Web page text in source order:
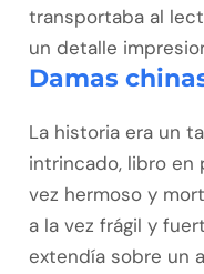
transportaba al
un detalle
Damas
La historia era un
intrincado, libro en
vez hermoso y
a la vez frágil y
extendía sobre un